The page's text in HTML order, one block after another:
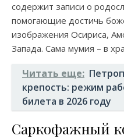
содержит записи о
помогающие достичь
изображения Осириса,
Запада. Сама мумия – в
Читать еще:
крепость: режим
билета в 2026 году
Саркофажный